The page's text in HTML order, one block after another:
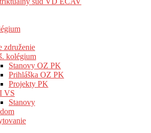
združenie
kolégium
Stanovy OZ PK
Prihláška OZ PK
Projekty PK
VS
Stanovy